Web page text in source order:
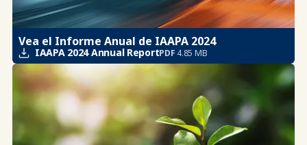
Vea el Informe Anual de IAAPA 2024
IAAPA 2024 Annual ReportPDF 4.85 MB